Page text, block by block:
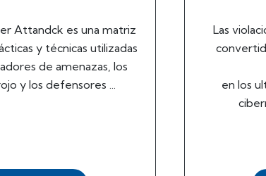
Attandck es una matriz
y técnicas utilizadas
de amenazas, los
y los defensores ...
Las
en los